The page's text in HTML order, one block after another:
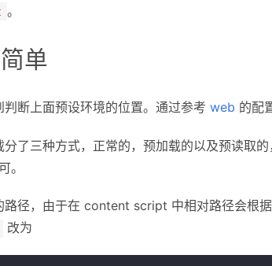
。
单
判断上面预设环境的位置。通过参考 web 的配
了三种方式，正常的，预加载的以及预读取的
。
路径，由于在 content script 中相对路径会根
改为